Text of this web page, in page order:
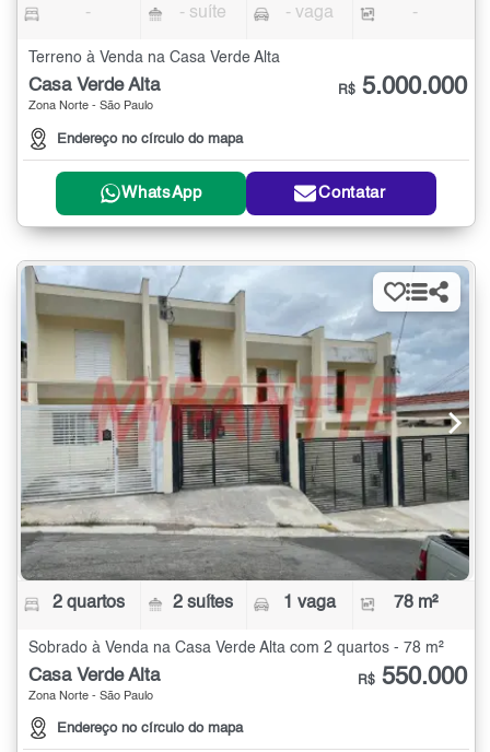
- - suíte - vaga -
Terreno à Venda na Casa Verde Alta
Casa Verde Alta
Zona Norte - São Paulo
Endereço no círculo do mapa
R$ 5.000.000
WhatsApp Contatar
2 quartos 2 suítes 1 vaga 78 m²
Sobrado à Venda na Casa Verde Alta com 2 quartos - 78 m²
Casa Verde Alta
Zona Norte - São Paulo
Endereço no círculo do mapa
R$ 550.000